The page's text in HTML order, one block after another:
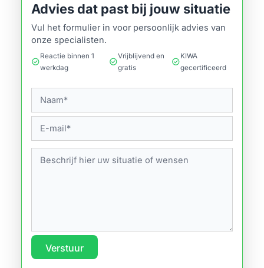
Advies dat past bij jouw situatie
Vul het formulier in voor persoonlijk advies van
onze specialisten.
check_circle
Reactie binnen 1
werkdag
check_circle
Vrijblijvend en
gratis
check_circle
KIWA
gecertificeerd
Verstuur